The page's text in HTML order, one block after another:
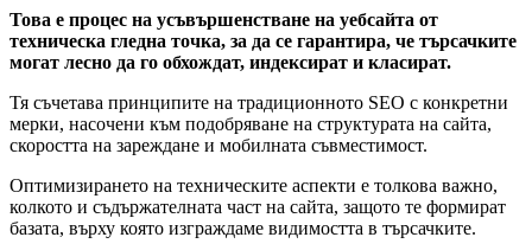
Това е процес на усъвършенстване на уебсайта от
техническа гледна точка, за да се гарантира, че търсачките
могат лесно да го обхождат, индексират и класират.
Тя съчетава принципите на традиционното SEO с конкретни
мерки, насочени към подобряване на структурата на сайта,
скоростта на зареждане и мобилната съвместимост.
Оптимизирането на техническите аспекти е толкова важно,
колкото и съдържателната част на сайта, защото те формират
базата, върху която изграждаме видимостта в търсачките.